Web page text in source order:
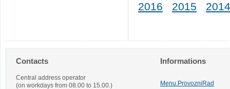
2016
2015 2014
Contacts
Central address operator
(on workdays from 08.00 to 15.00.)
Informations
Menu.ProvozniRad